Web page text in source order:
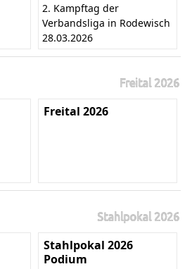
2. Kampftag der
Verbandsliga in Rodewisch
28.03.2026
Freital 2026
Freital 2026
Stahlpokal 2026
Stahlpokal 2026
Podium